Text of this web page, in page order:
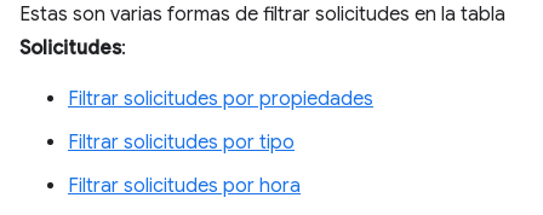
Estas son varias formas de filtrar solicitudes en la tabla
Solicitudes:
Filtrar solicitudes por propiedades
Filtrar solicitudes por tipo
Filtrar solicitudes por hora